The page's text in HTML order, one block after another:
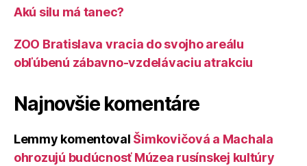
Akú silu má tanec?
ZOO Bratislava vracia do svojho areálu
obľúbenú zábavno-vzdelávaciu atrakciu
Najnovšie komentáre
Lemmy komentoval Šimkovičová a Machala
ohrozujú budúcnosť Múzea rusínskej kultúry